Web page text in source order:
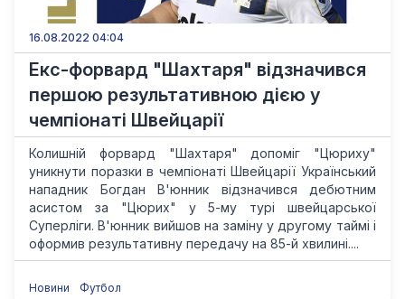
16.08.2022 04:04
Екс-форвард "Шахтаря" відзначився
першою результативною дією у
чемпіонаті Швейцарії
Колишній форвард "Шахтаря" допоміг "Цюриху"
уникнути поразки в чемпіонаті Швейцарії Український
нападник Богдан В'юнник відзначився дебютним
асистом за "Цюрих" у 5-му турі швейцарської
Суперліги. В'юнник вийшов на заміну у другому таймі і
оформив результативну передачу на 85-й хвилині....
Новини Футбол